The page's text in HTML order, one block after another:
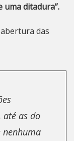
uma ditadura”.
das
até as do
nenhuma